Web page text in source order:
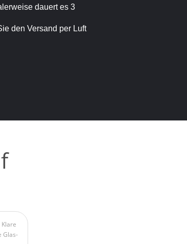
dauert es 3
den Versand per Luft